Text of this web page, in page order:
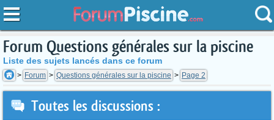
Forum Questions générales sur la piscine
Liste des sujets lancés dans ce forum
Forum Questions générales sur la piscine Page 2
Toutes les discussions :